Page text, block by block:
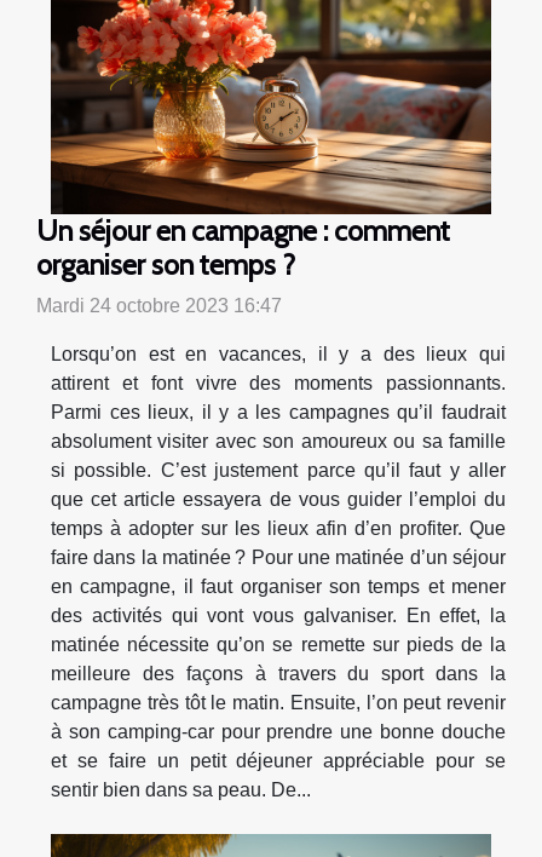
Un séjour en campagne : comment
organiser son temps ?
Mardi 24 octobre 2023 16:47
Lorsqu’on est en vacances, il y a des lieux qui
attirent et font vivre des moments passionnants.
Parmi ces lieux, il y a les campagnes qu’il faudrait
absolument visiter avec son amoureux ou sa famille
si possible. C’est justement parce qu’il faut y aller
que cet article essayera de vous guider l’emploi du
temps à adopter sur les lieux afin d’en profiter. Que
faire dans la matinée ? Pour une matinée d’un séjour
en campagne, il faut organiser son temps et mener
des activités qui vont vous galvaniser. En effet, la
matinée nécessite qu’on se remette sur pieds de la
meilleure des façons à travers du sport dans la
campagne très tôt le matin. Ensuite, l’on peut revenir
à son camping-car pour prendre une bonne douche
et se faire un petit déjeuner appréciable pour se
sentir bien dans sa peau. De...